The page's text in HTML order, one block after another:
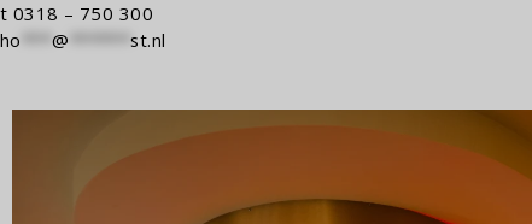
t 0318 – 750 300
ho ***@ ******st.nl